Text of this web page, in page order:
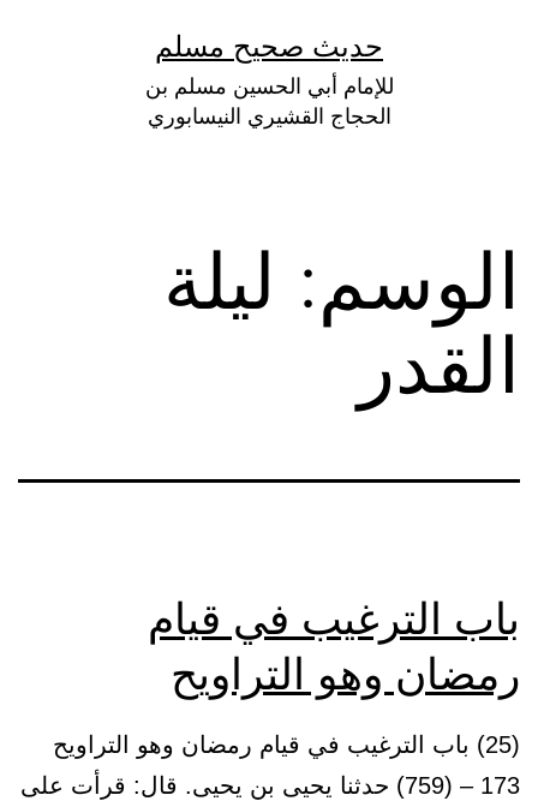
حديث صحيح مسلم
للإمام أبي الحسين مسلم بن
الحجاج القشيري النيسابوري
الوسم: ليلة
القدر
باب الترغيب في قيام
رمضان وهو التراويح
(25) باب الترغيب في قيام رمضان وهو التراويح
173 – (759) حدثنا يحيى بن يحيى. قال: قرأت على